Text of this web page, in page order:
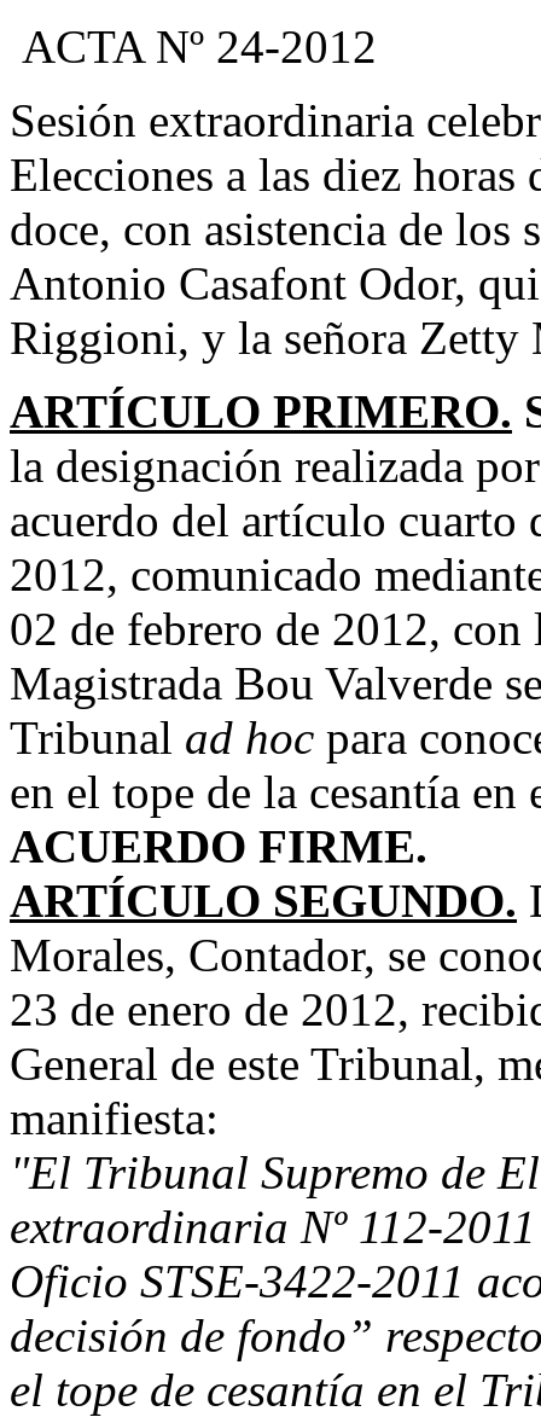
ACTA Nº 24-2012
Sesión extraordinaria
Elecciones a las diez
doce, con asistencia de los
Antonio Casafont Odor,
Riggioni, y la señora Zetty
ARTÍCULO PRIMERO.
la designación realizada
acuerdo del artículo cuarto
2012, comunicado
02 de febrero de 2012,
Magistrada Bou Valverde
Tribunal ad hoc para
en el tope de la cesantía en
ACUERDO FIRME.
ARTÍCULO SEGUNDO.
Morales, Contador, se
23 de enero de 2012,
General de este Tribunal,
manifiesta:
"El Tribunal Supremo de
extraordinaria Nº 112-
Oficio STSE-3422-2011
decisión de fondo”
el tope de cesantía en el